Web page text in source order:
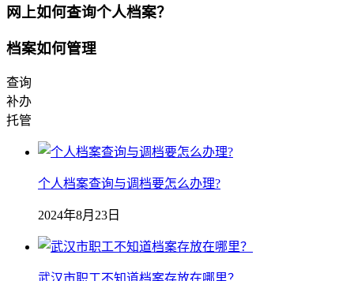
网上如何查询个人档案？
档案如何管理
查询
补办
托管
个人档案查询与调档要怎么办理?
2024年8月23日